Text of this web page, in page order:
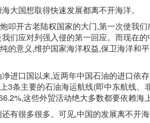
大国想取得快速发展都离不开海洋。
叩开古老陆权国家的大门,第一次使我
们应对列强入侵的第一回应。而现在
的意义,维护国家海洋权益,保卫海洋和
进口国以来,近两年中国石油的进口依
3条主要的石油海运航线(即中东航线
这些外贸活动绝大多数都要依赖海
有很多很多。可见,中国的发展离不开